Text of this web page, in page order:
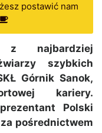
postawić nam
najbardziej
szybkich
Górnik Sanok,
kariery.
Polski
pośrednictwem